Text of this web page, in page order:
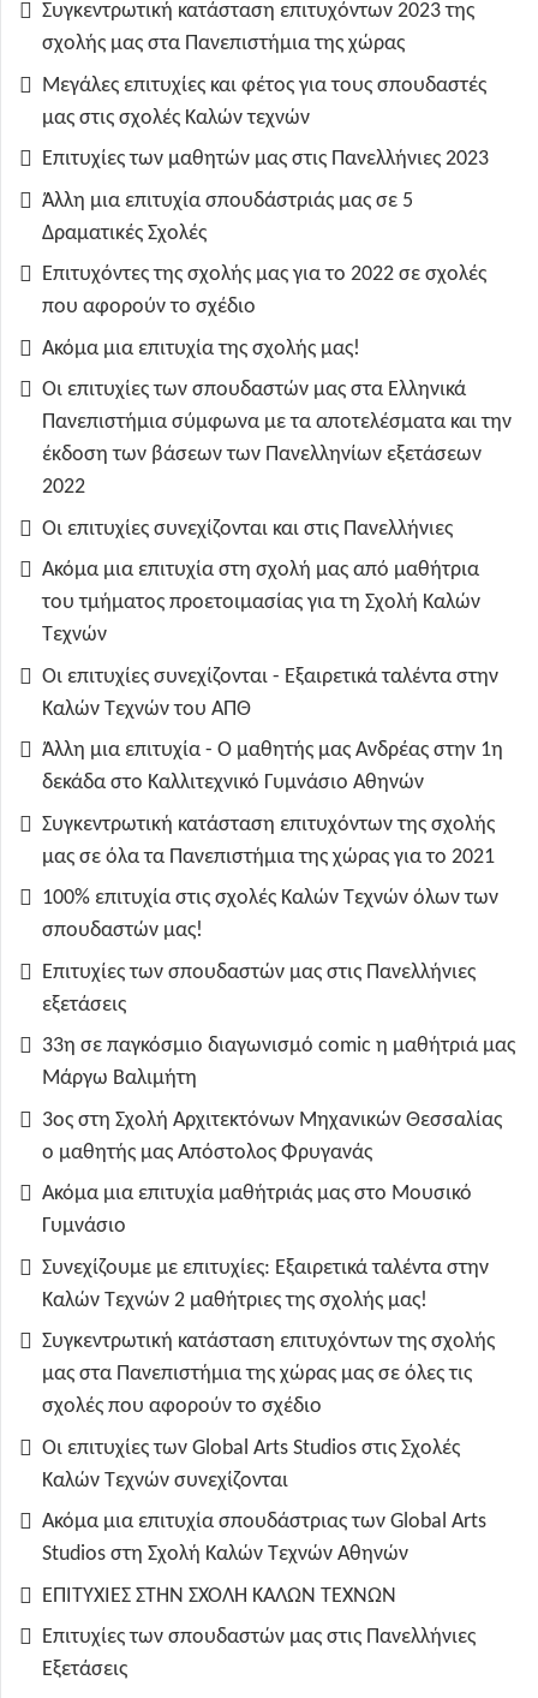
Συγκεντρωτική κατάσταση επιτυχόντων 2023 της
σχολής μας στα Πανεπιστήμια της χώρας
Μεγάλες επιτυχίες και φέτος για τους σπουδαστές
μας στις σχολές Καλών τεχνών
Επιτυχίες των μαθητών μας στις Πανελλήνιες 2023
Άλλη μια επιτυχία σπουδάστριάς μας σε 5
Δραματικές Σχολές
Επιτυχόντες της σχολής μας για το 2022 σε σχολές
που αφορούν το σχέδιο
Ακόμα μια επιτυχία της σχολής μας!
Οι επιτυχίες των σπουδαστών μας στα Ελληνικά
Πανεπιστήμια σύμφωνα με τα αποτελέσματα και την
έκδοση των βάσεων των Πανελληνίων εξετάσεων
2022
Οι επιτυχίες συνεχίζονται και στις Πανελλήνιες
Ακόμα μια επιτυχία στη σχολή μας από μαθήτρια
του τμήματος προετοιμασίας για τη Σχολή Καλών
Τεχνών
Οι επιτυχίες συνεχίζονται - Εξαιρετικά ταλέντα στην
Καλών Τεχνών του ΑΠΘ
Άλλη μια επιτυχία - Ο μαθητής μας Ανδρέας στην 1η
δεκάδα στο Καλλιτεχνικό Γυμνάσιο Αθηνών
Συγκεντρωτική κατάσταση επιτυχόντων της σχολής
μας σε όλα τα Πανεπιστήμια της χώρας για το 2021
100% επιτυχία στις σχολές Καλών Τεχνών όλων των
σπουδαστών μας!
Επιτυχίες των σπουδαστών μας στις Πανελλήνιες
εξετάσεις
33η σε παγκόσμιο διαγωνισμό comic η μαθήτριά μας
Μάργω Βαλιμήτη
3ος στη Σχολή Αρχιτεκτόνων Μηχανικών Θεσσαλίας
ο μαθητής μας Απόστολος Φρυγανάς
Ακόμα μια επιτυχία μαθήτριάς μας στο Μουσικό
Γυμνάσιο
Συνεχίζουμε με επιτυχίες: Εξαιρετικά ταλέντα στην
Καλών Τεχνών 2 μαθήτριες της σχολής μας!
Συγκεντρωτική κατάσταση επιτυχόντων της σχολής
μας στα Πανεπιστήμια της χώρας μας σε όλες τις
σχολές που αφορούν το σχέδιο
Οι επιτυχίες των Global Arts Studios στις Σχολές
Καλών Τεχνών συνεχίζονται
Ακόμα μια επιτυχία σπουδάστριας των Global Arts
Studios στη Σχολή Καλών Τεχνών Αθηνών
ΕΠΙΤΥΧΙΕΣ ΣΤΗΝ ΣΧΟΛΗ ΚΑΛΩΝ ΤΕΧΝΩΝ
Επιτυχίες των σπουδαστών μας στις Πανελλήνιες
Εξετάσεις